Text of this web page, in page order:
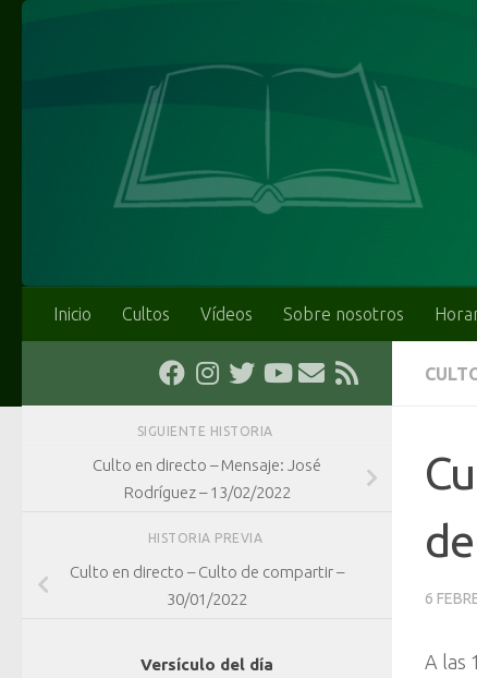
Inicio Cultos Vídeos Sobre nosotros
6
A las
SIGUIENTE HISTORIA
Culto en directo – Mensaje: José
Rodríguez – 13/02/2022
HISTORIA PREVIA
Culto en directo – Culto de compartir –
30/01/2022
Versículo del día